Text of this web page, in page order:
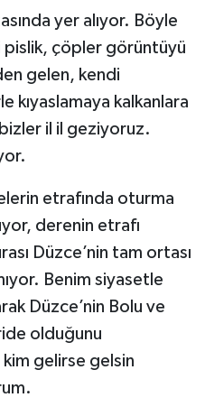
yer alıyor. Böyle
pislik, çöpler görüntüyü
gelen, kendi
kıyaslamaya kalkanlara
il il geziyoruz.
etrafında oturma
derenin etrafı
Düzce’nin tam ortası
Benim siyasetle
Düzce’nin Bolu ve
olduğunu
gelirse gelsin